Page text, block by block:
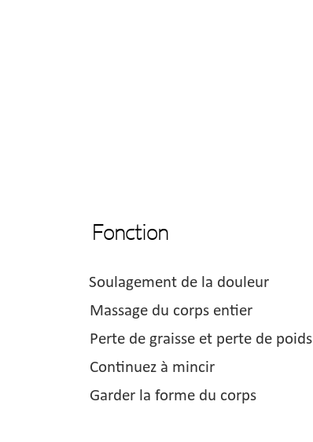
Fonction
Soulagement de la douleur
Massage du corps entier
Perte de graisse et perte de poids
Continuez à mincir
Garder la forme du corps